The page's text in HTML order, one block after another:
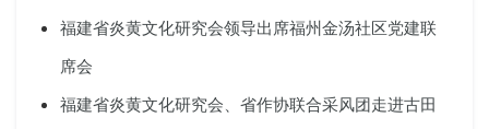
福建省炎黄文化研究会领导出席福州金汤社区党建联
席会
福建省炎黄文化研究会、省作协联合采风团走进古田